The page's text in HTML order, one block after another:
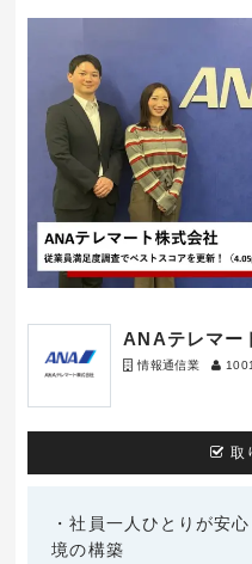
ANAテレマー
情報通信業
取
・社員一人ひとりが安
境の構築